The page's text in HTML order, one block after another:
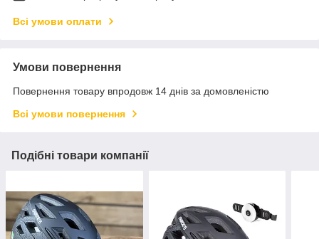
Всі умови оплати
Умови повернення
Повернення товару впродовж 14 днів за домовленістю
Всі умови повернення
Подібні товари компанії